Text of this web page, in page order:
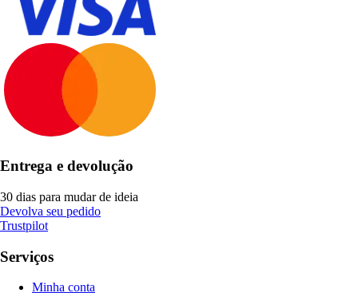
Entrega e devolução
30 dias para mudar de ideia
Devolva seu pedido
Trustpilot
Serviços
Minha conta